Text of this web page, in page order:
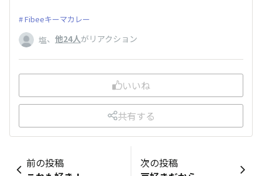
Fibeeキーマカレー
塩、 他24人がリアクション
いいね
共有する
前の投稿
次の投稿